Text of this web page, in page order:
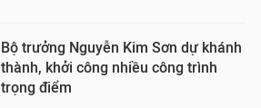
Bộ trưởng Nguyễn Kim Sơn dự khánh
thành, khởi công nhiều công trình
trọng điểm